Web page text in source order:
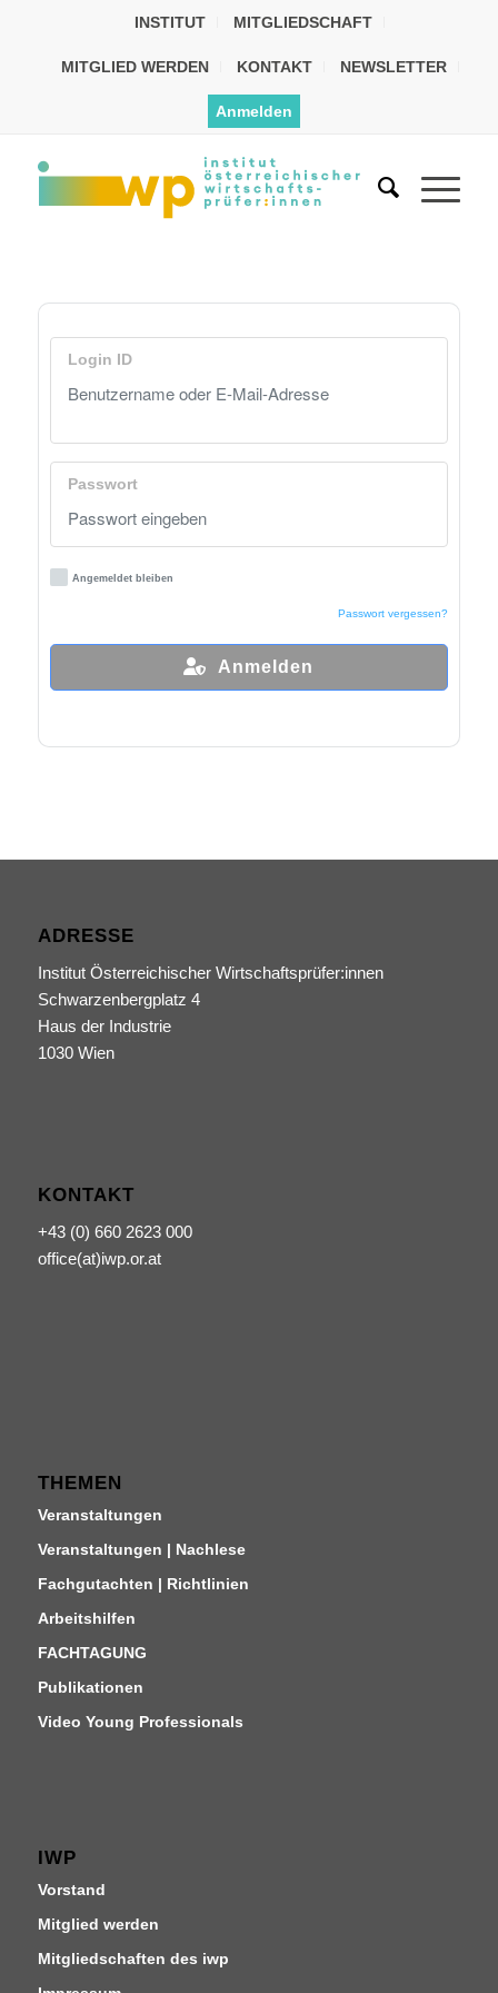
INSTITUT MITGLIEDSCHAFT
MITGLIED WERDEN KONTAKT NEWSLETTER
Anmelden
Login ID
Passwort
Angemeldet bleiben
Passwort vergessen?
Anmelden
ADRESSE
Institut Österreichischer Wirtschaftsprüfer:innen
Schwarzenbergplatz 4
Haus der Industrie
1030 Wien
KONTAKT
+43 (0) 660 2623 000
office(at)iwp.or.at
THEMEN
Veranstaltungen
Veranstaltungen | Nachlese
Fachgutachten | Richtlinien
Arbeitshilfen
FACHTAGUNG
Publikationen
Video Young Professionals
IWP
Vorstand
Mitglied werden
Mitgliedschaften des iwp